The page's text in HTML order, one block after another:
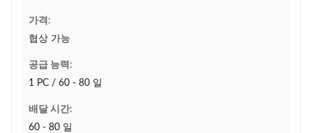
가격:
협상 가능
공급 능력:
1 PC / 60 - 80 일
배달 시간:
60 - 80 일